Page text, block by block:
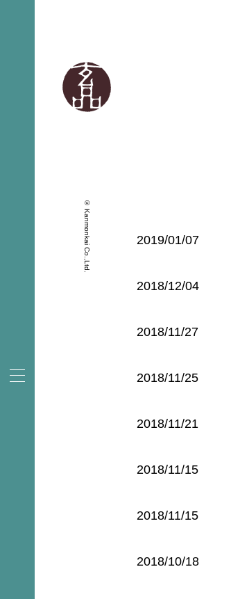
© Kanmonkai Co.,Ltd. 2019/01/07
2018/12/04
2018/11/27
2018/11/25
2018/11/21
2018/11/15
2018/11/15
2018/10/18